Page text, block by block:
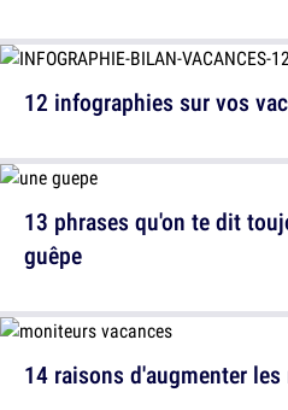
13 phrases qu'on te dit
guêpe
12 infographies sur vos
14 raisons d'augmenter les